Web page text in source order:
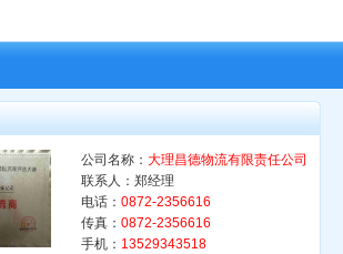
公司名称： 大理昌德物流有限责任公司
联系人：郑经理
电话： 0872-2356616
传真： 0872-2356616
手机： 13529343518